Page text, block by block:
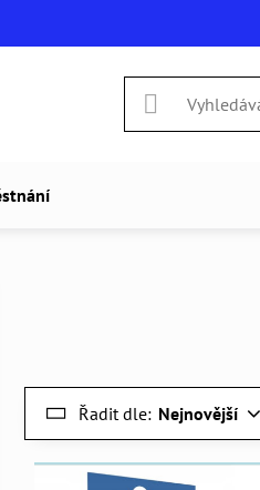
Řadit dle: Nejnovější